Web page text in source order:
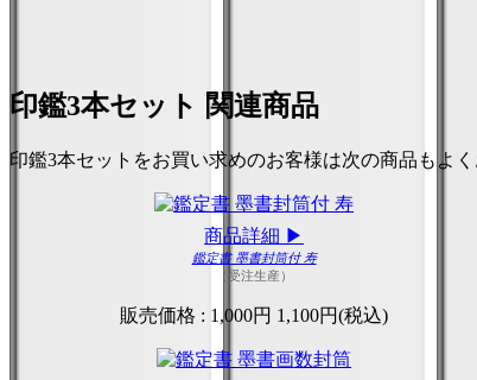
印鑑3本セット 関連商品
印鑑3本セットをお買い求めのお客様は次の商品もよ
商品詳細 ▶
鑑定書 墨書封筒付 寿
（受注生産）
販売価格 : 1,000円 1,100円(税込)